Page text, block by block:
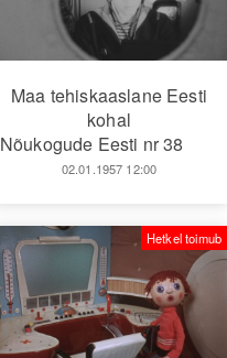
Maa tehiskaaslane Eesti
kohal
Nõukogude Eesti nr 38
02.01.1957 12:00
Hetkel toimub